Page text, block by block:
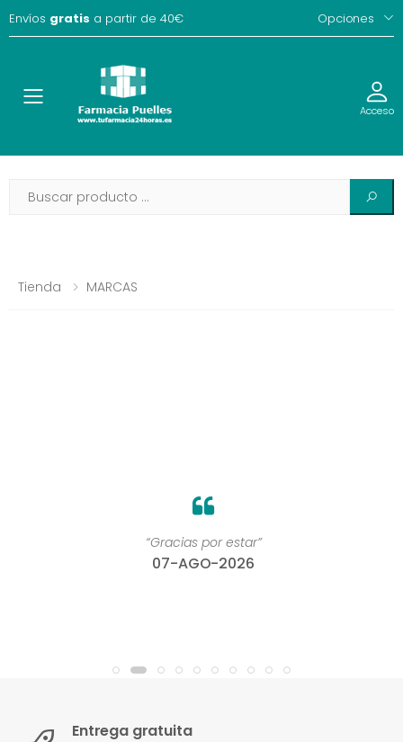
Envíos gratis a partir de 40€ Opciones
Toggle Acceso
Tienda MARCAS
“Gracias por estar”
07-AGO-2026
Entrega gratuita